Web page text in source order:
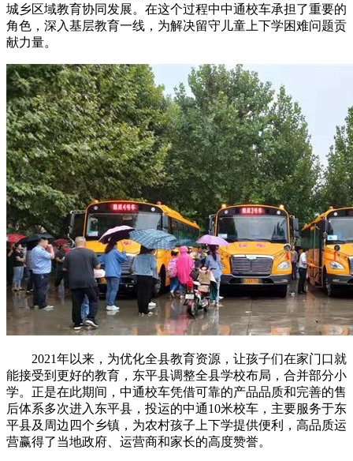
城乡区域教育协同发展。在这个过程中中通校车承担了重要的
角色，深入基层教育一线，为解决留守儿童上下学困难问题贡
献力量。
2021年以来，为优化全县教育资源，让孩子们在家门口就
能接受到更好的教育，东平县调整全县学校布局，合并部分小
学。正是在此期间，中通校车凭借可靠的产品品质和完善的售
后体系多次进入东平县，投运的中通10米校车，主要服务于东
平县及周边四个乡镇，为农村孩子上下学提供便利，高品质运
营赢得了当地政府、运营商和家长的高度赞誉。